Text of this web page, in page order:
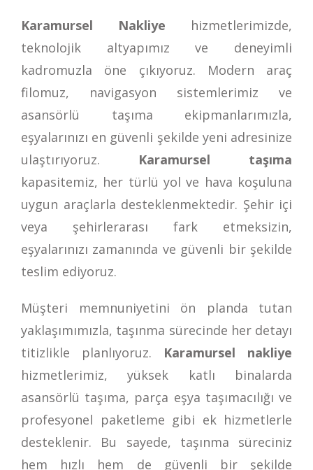
Karamursel Nakliye hizmetlerimizde,
teknolojik altyapımız ve deneyimli
kadromuzla öne çıkıyoruz. Modern araç
filomuz, navigasyon sistemlerimiz ve
asansörlü taşıma ekipmanlarımızla,
eşyalarınızı en güvenli şekilde yeni adresinize
ulaştırıyoruz. Karamursel taşıma
kapasitemiz, her türlü yol ve hava koşuluna
uygun araçlarla desteklenmektedir. Şehir içi
veya şehirlerarası fark etmeksizin,
eşyalarınızı zamanında ve güvenli bir şekilde
teslim ediyoruz.
Müşteri memnuniyetini ön planda tutan
yaklaşımımızla, taşınma sürecinde her detayı
titizlikle planlıyoruz. Karamursel nakliye
hizmetlerimiz, yüksek katlı binalarda
asansörlü taşıma, parça eşya taşımacılığı ve
profesyonel paketleme gibi ek hizmetlerle
desteklenir. Bu sayede, taşınma süreciniz
hem hızlı hem de güvenli bir şekilde